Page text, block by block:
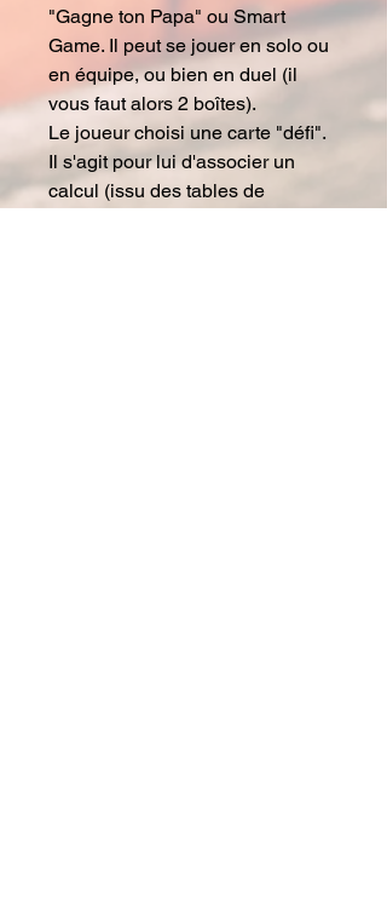
"Gagne ton Papa" ou Smart
Game. Il peut se jouer en solo ou
en équipe, ou bien en duel (il
vous faut alors 2 boîtes).
Le joueur choisi une carte "défi".
Il s'agit pour lui d'associer un
calcul (issu des tables de